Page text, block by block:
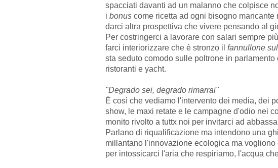
spacciati davanti ad un malanno che colpisce
i bonus come ricetta ad ogni bisogno mancante
darci altra prospettiva che vivere pensando al
Per costringerci a lavorare con salari sempre
farci interiorizzare che è stronzo il fannullone
sta seduto comodo sulle poltrone in parlamento
ristoranti e yacht.
"Degrado sei, degrado rimarrai"
È così che vediamo l'intervento dei media, dei
show, le maxi retate e le campagne d'odio nei
monito rivolto a tuttx noi per invitarci ad
Parlano di riqualificazione ma intendono una
millantano l'innovazione ecologica ma
per intossicarci l'aria che respiriamo, l'acqua